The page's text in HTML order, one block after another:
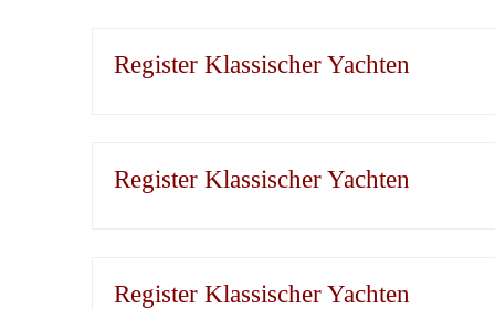
Register Klassischer Yachten
Register Klassischer Yachten
Register Klassischer Yachten